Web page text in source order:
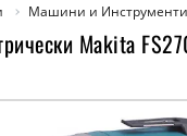
Машини и Инструменти
Makita